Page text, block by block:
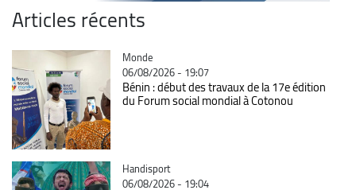
Articles récents
Catégorie
Monde
06/08/2026 - 19:07
Bénin : début des travaux de la 17e édition
du Forum social mondial à Cotonou
Catégorie
Handisport
06/08/2026 - 19:04